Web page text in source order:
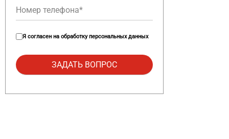
Я согласен на обработку персональных данных